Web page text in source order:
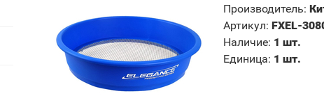
Производитель:
Артикул: FXEL-
Наличие: 1 шт.
Единица: 1 шт.